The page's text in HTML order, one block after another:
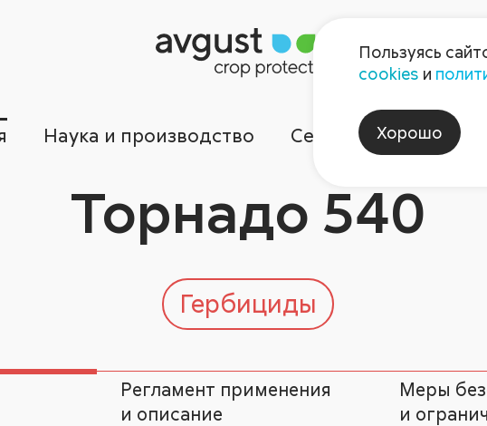
Наука и производство Сервисы
Торнадо 540
Гербициды
Регламент применения
и описание
Меры
и
Пользуясь
cookies и
Хорошо